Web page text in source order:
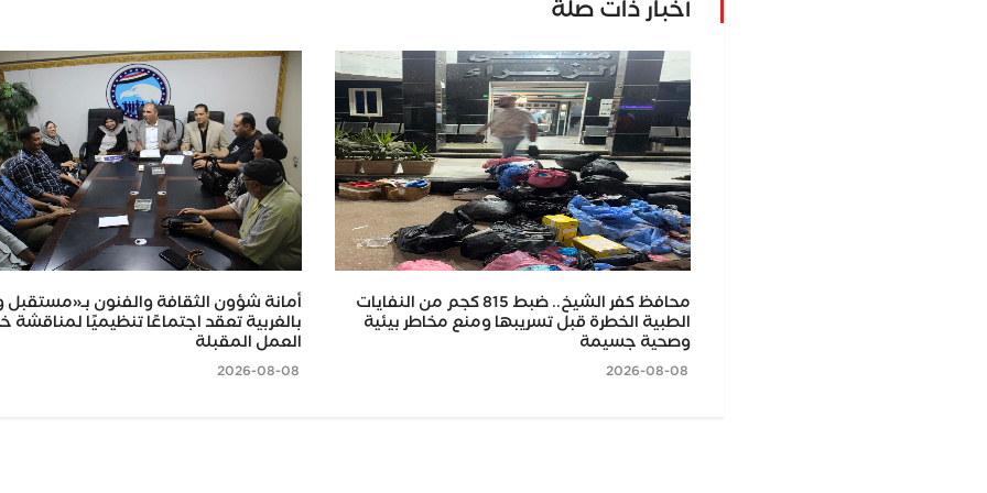
أخبار ذات صلة
محافظ كفر الشيخ.. ضبط 815 كجم من النفايات
الطبية الخطرة قبل تسريبها ومنع مخاطر بيئية
وصحية جسيمة
أمانة شؤون الثقافة والفنون
بالغربية تعقد اجتماعًا تنظيميًا لمناقشة
العمل المقبلة